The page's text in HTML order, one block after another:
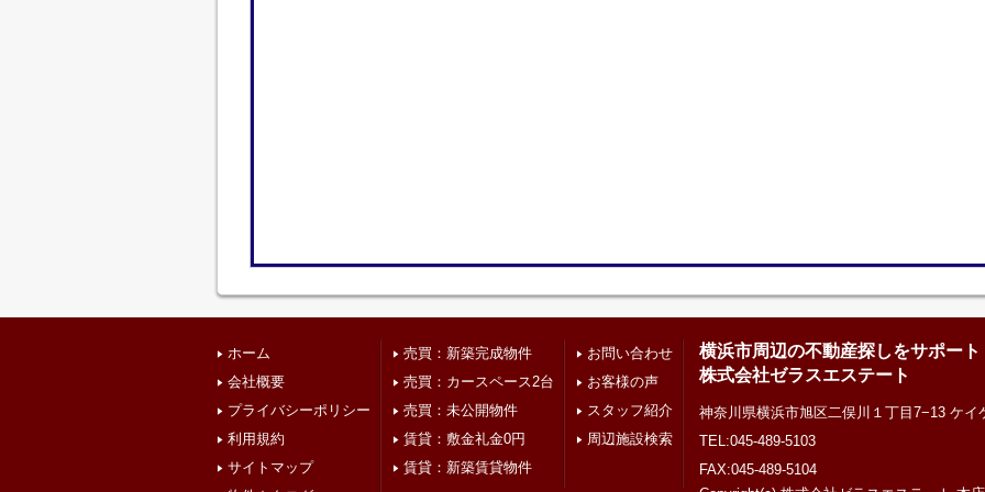
ホーム
会社概要
プライバシーポリシー
利用規約
サイトマップ
売買：新築完成物件
売買：カースペース2台
売買：未公開物件
賃貸：敷金礼金0円
賃貸：新築賃貸物件
お問い合わせ
お客様の声
スタッフ紹介
周辺施設検索
横浜市周辺の不動産探しをサポート
株式会社ゼラスエステート
神奈川県横浜市旭区二俣川１丁目7−13 ケイ
TEL:045-489-5103
FAX:045-489-5104